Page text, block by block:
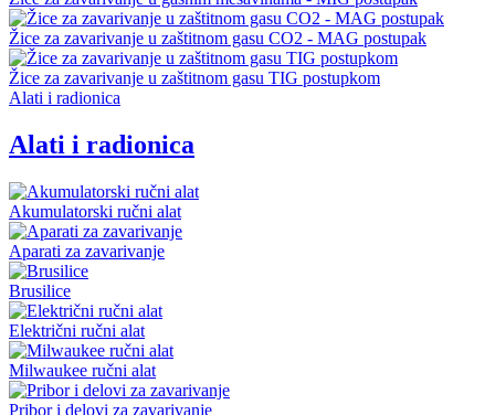
Žice za zavarivanje u zaštitnom gasu CO2 - MAG postupak
Žice za zavarivanje u zaštitnom gasu TIG postupkom
Alati i radionica
Alati i radionica
Akumulatorski ručni alat
Aparati za zavarivanje
Brusilice
Električni ručni alat
Milwaukee ručni alat
Pribor i delovi za zavarivanje